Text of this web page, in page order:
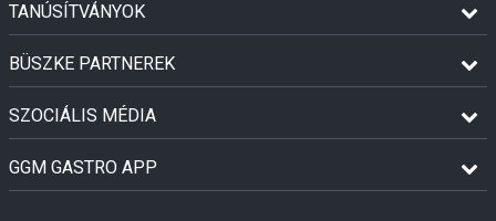
TANÚSÍTVÁNYOK
BÜSZKE PARTNEREK
SZOCIÁLIS MÉDIA
GGM GASTRO APP